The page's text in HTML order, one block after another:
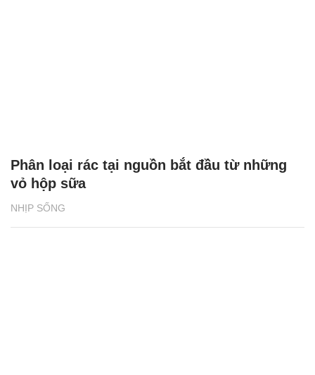
NHỊP SỐNG
Phân loại rác tại nguồn bắt đầu từ những
vỏ hộp sữa